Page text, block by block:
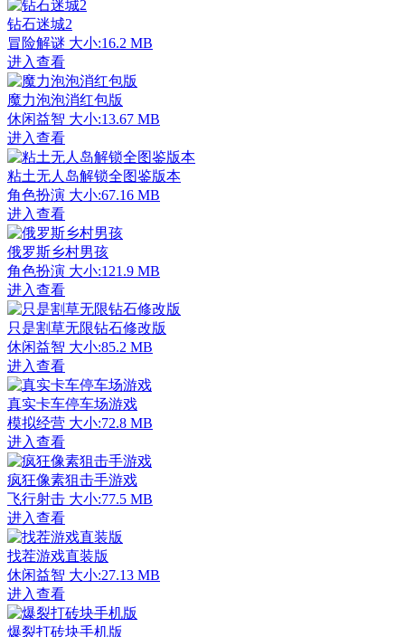
钻石迷城2
冒险解谜 大小:16.2 MB
进入查看
魔力泡泡消红包版
休闲益智 大小:13.67 MB
进入查看
粘土无人岛解锁全图鉴版本
角色扮演 大小:67.16 MB
进入查看
俄罗斯乡村男孩
角色扮演 大小:121.9 MB
进入查看
只是割草无限钻石修改版
休闲益智 大小:85.2 MB
进入查看
真实卡车停车场游戏
模拟经营 大小:72.8 MB
进入查看
疯狂像素狙击手游戏
飞行射击 大小:77.5 MB
进入查看
找茬游戏直装版
休闲益智 大小:27.13 MB
进入查看
爆裂打砖块手机版